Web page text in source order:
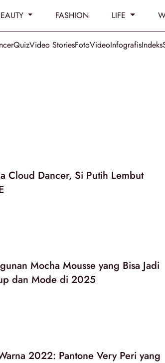
FASHION LIFE
QuizVideo StoriesFotoVideoInfografisIndeks
Cloud Dancer, Si Putih Lembut
Mocha Mousse yang Bisa Jadi
dan Mode di 2025
2022: Pantone Very Peri yang